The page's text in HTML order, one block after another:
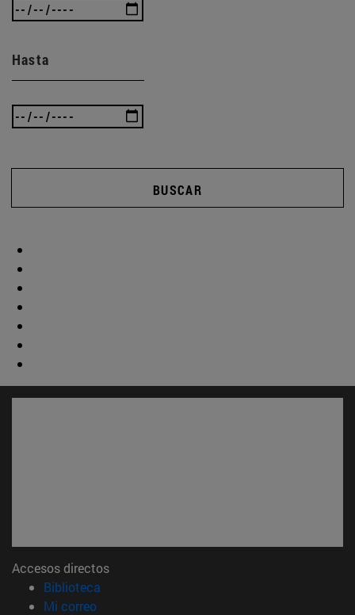
Hasta
BUSCAR
Accesos directos
Biblioteca
Mi correo(abre en nueva ventana)